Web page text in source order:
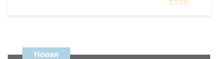
Новая